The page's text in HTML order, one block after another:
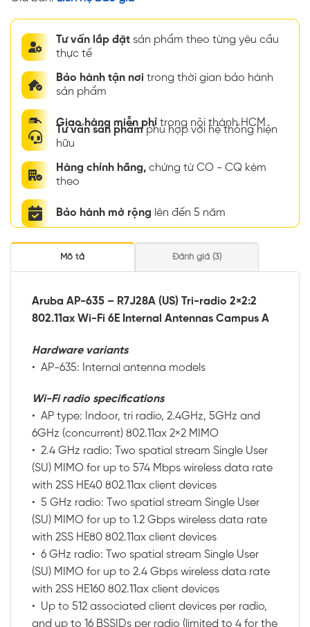
Tư vấn lắp đặt sản phẩm theo từng yêu cầu
thực tế
Bảo hành tận nơi trong thời gian bảo hành
sản phẩm
Giao hàng miễn phí trong nội thành HCM
Tư vấn sản phẩmphù hợp với hệ thống hiện
hữu
Hàng chính hãng, chứng từ CO - CQ kèm
theo
Bảo hành mở rộng lên đến 5 năm
Mô tả Đánh giá (3)
Aruba AP-635 – R7J28A (US) Tri-radio 2×2:2
802.11ax Wi-Fi 6E Internal Antennas Campus A
Hardware variants
• AP-635: Internal antenna models
Wi-Fi radio specifications
• AP type: Indoor, tri radio, 2.4GHz, 5GHz and
6GHz (concurrent) 802.11ax 2×2 MIMO
• 2.4 GHz radio: Two spatial stream Single User
(SU) MIMO for up to 574 Mbps wireless data rate
with 2SS HE40 802.11ax client devices
• 5 GHz radio: Two spatial stream Single User
(SU) MIMO for up to 1.2 Gbps wireless data rate
with 2SS HE80 802.11ax client devices
• 6 GHz radio: Two spatial stream Single User
(SU) MIMO for up to 2.4 Gbps wireless data rate
with 2SS HE160 802.11ax client devices
• Up to 512 associated client devices per radio,
and up to 16 BSSIDs per radio (limited to 4 for the